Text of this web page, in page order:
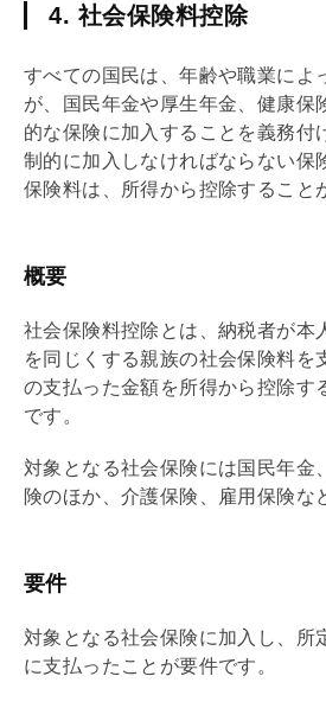
4. 社会保険料控除
すべての国民は、年齢や職業によ
が、国民年金や厚生年金、健康保
的な保険に加入することを義務付
制的に加入しなければならない保
保険料は、所得から控除すること
概要
社会保険料控除とは、納税者が本
を同じくする親族の社会保険料を
の支払った金額を所得から控除す
です。
対象となる社会保険には国民年金
険のほか、介護保険、雇用保険な
要件
対象となる社会保険に加入し、所
に支払ったことが要件です。